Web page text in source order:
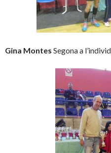
Gina Montes Segona a